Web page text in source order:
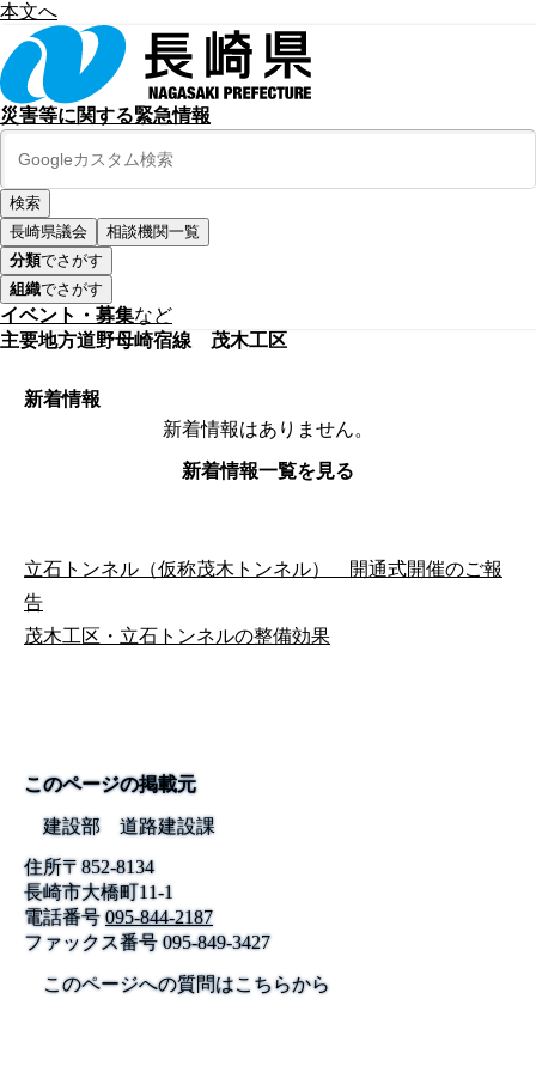
本文へ
災害等に関する緊急情報
長崎県議会
相談機関一覧
分類でさがす
組織でさがす
イベント・募集など
主要地方道野母崎宿線 茂木工区
新着情報
新着情報はありません。
新着情報一覧を見る
立石トンネル（仮称茂木トンネル） 開通式開催のご報
告
茂木工区・立石トンネルの整備効果
このページの掲載元
建設部 道路建設課
住所〒852-8134
長崎市大橋町11-1
電話番号 095-844-2187
ファックス番号095-849-3427
このページへの質問はこちらから